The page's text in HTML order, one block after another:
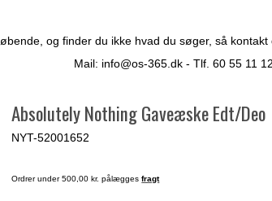
og finder du ikke hvad du søger, så
Mail: info@os-365.dk - Tlf. 60 55 11 12
Absolutely Nothing Gaveæske Edt/Deo
NYT-52001652
Ordrer under 500,00 kr. pålæggesfragt